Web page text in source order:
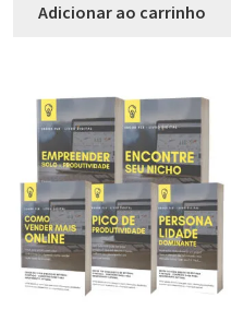
Adicionar ao carrinho